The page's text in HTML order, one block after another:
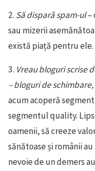
2. Să dispară spam-ul–
sau mizerii
există piață pentru ele.
3. Vreau bloguri scrise
– bloguri de
acum acoperă
segmentul quality.
oamenii, să creeze
sănătoase și românii
nevoie de un demers